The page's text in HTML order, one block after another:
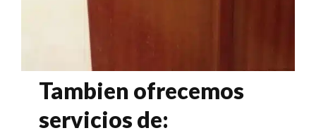
Tambien ofrecemos
servicios de: